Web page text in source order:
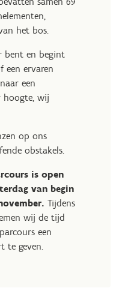
het bos.
bent en begint
een ervaren
een
hoogte, wij
op ons
obstakels.
is open
van begin
Tijdens
wij de tijd
een
te geven.